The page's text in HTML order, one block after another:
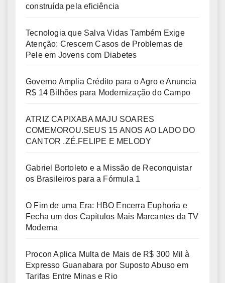
construída pela eficiência
Tecnologia que Salva Vidas Também Exige
Atenção: Crescem Casos de Problemas de
Pele em Jovens com Diabetes
Governo Amplia Crédito para o Agro e Anuncia
R$ 14 Bilhões para Modernização do Campo
ATRIZ CAPIXABA MAJU SOARES
COMEMOROU.SEUS 15 ANOS AO LADO DO
CANTOR .ZÉ.FELIPE E MELODY
Gabriel Bortoleto e a Missão de Reconquistar
os Brasileiros para a Fórmula 1
O Fim de uma Era: HBO Encerra Euphoria e
Fecha um dos Capítulos Mais Marcantes da TV
Moderna
Procon Aplica Multa de Mais de R$ 300 Mil à
Expresso Guanabara por Suposto Abuso em
Tarifas Entre Minas e Rio